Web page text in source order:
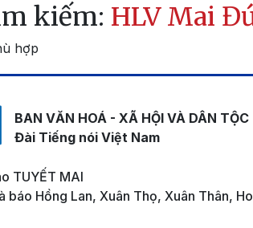
kiếm: HLV Mai
hợp
BAN VĂN HOÁ - XÃ HỘI VÀ DÂN TỘC
Đài Tiếng nói Việt Nam
TUYẾT MAI
báo Hồng Lan, Xuân Thọ, Xuân Thân,